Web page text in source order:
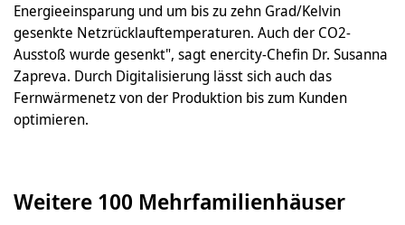
Energieeinsparung und um bis zu zehn Grad/Kelvin
gesenkte Netzrücklauftemperaturen. Auch der CO2-
Ausstoß wurde gesenkt", sagt enercity-Chefin Dr. Susanna
Zapreva. Durch Digitalisierung lässt sich auch das
Fernwärmenetz von der Produktion bis zum Kunden
optimieren.
Weitere 100 Mehrfamilienhäuser